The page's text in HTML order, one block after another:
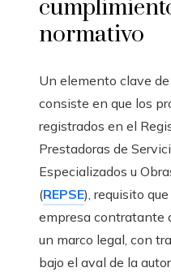
normativo
Un elemento clave
consiste en que los
registrados en el
Prestadoras de
Especializados u
(REPSE), requisito
empresa contratante
un marco legal, con
bajo el aval de la